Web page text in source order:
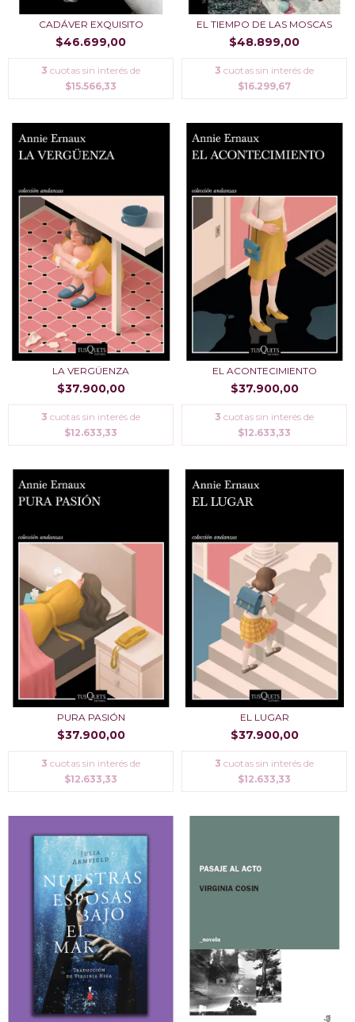
CADÁVER EXQUISITO
$46.699,00
3 cuotas sin interés de
$15.566,33
EL TIEMPO DE LAS MOSCAS
$48.899,00
3 cuotas sin interés de
$16.299,67
LA VERGÜENZA
$37.900,00
3 cuotas sin interés de
$12.633,33
EL ACONTECIMIENTO
$37.900,00
3 cuotas sin interés de
$12.633,33
PURA PASIÓN
$37.900,00
3 cuotas sin interés de
$12.633,33
EL LUGAR
$37.900,00
3 cuotas sin interés de
$12.633,33